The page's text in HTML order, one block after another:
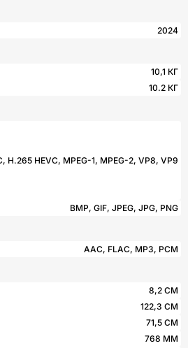
2024
10,1 КГ
10.2 КГ
H.265 HEVC, MPEG-1, MPEG-2, VP8, VP9
BMP, GIF, JPEG, JPG, PNG
AAC, FLAC, MP3, PCM
8,2 СМ
122,3 СМ
71,5 СМ
768 ММ